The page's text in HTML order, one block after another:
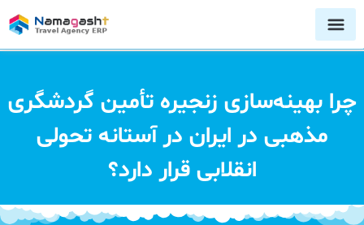
چرا بهینه‌سازی زنجیره تأمین گردشگری
مذهبی در ایران در آستانه تحولی
انقلابی قرار دارد؟